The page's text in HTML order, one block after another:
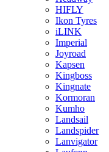
HIFLY
Ikon Tyres
iLINK
Imperial
Joyroad
Kapsen
Kingboss
Kingnate
Kormoran
Kumho
Landsail
Landspider
Lanvigator